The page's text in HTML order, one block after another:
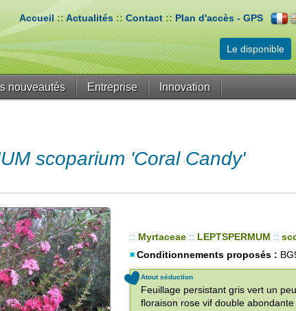
Accueil::Actualités :: Contact :: Plan d'accès - GPS
Le disponible
nouveautés Entreprise Innovation
scoparium 'Coral Candy'
:: Myrtaceae :: LEPTSPERMUM ::
Conditionnements proposés :
Atout séduction
Feuillage persistant gris vert un
floraison rose vif double